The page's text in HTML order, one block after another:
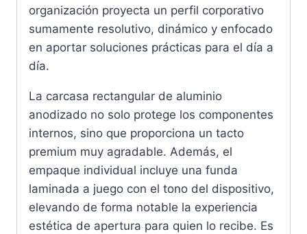
organización proyecta un perfil corporativo
sumamente resolutivo, dinámico y enfocado
en aportar soluciones prácticas para el día a
día.
La carcasa rectangular de aluminio
anodizado no solo protege los componentes
internos, sino que proporciona un tacto
premium muy agradable. Además, el
empaque individual incluye una funda
laminada a juego con el tono del dispositivo,
elevando de forma notable la experiencia
estética de apertura para quien lo recibe. Es